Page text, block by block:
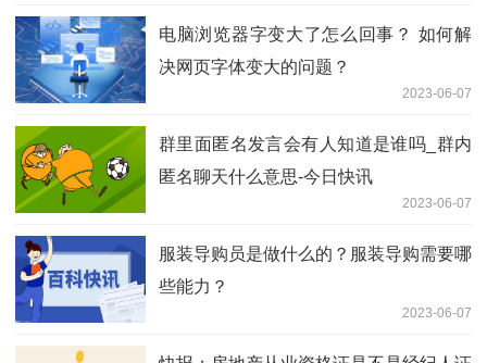
电脑浏览器字变大了怎么回事？ 如何解
决网页字体变大的问题？
2023-06-07
群里面匿名发言会有人知道是谁吗_群内
匿名聊天什么意思-今日快讯
2023-06-07
服装导购员是做什么的？服装导购需要哪
些能力？
2023-06-07